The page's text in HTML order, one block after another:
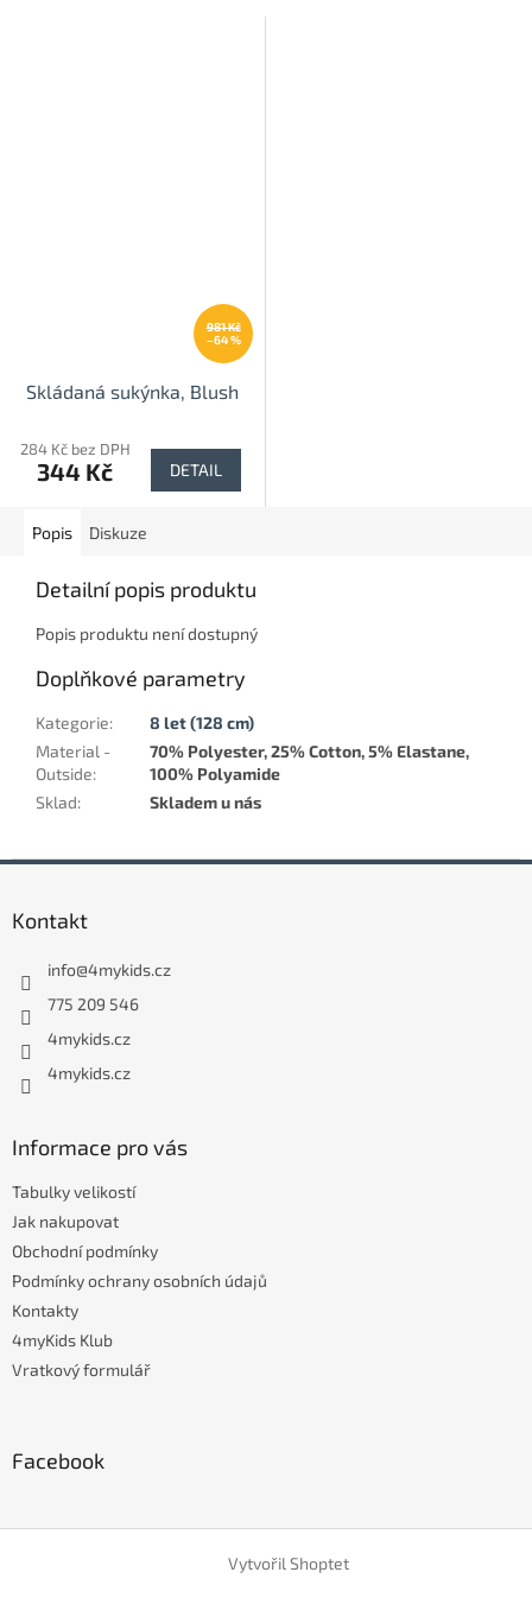
981 Kč
–64 %
Skládaná sukýnka, Blush
284 Kč bez DPH
344 Kč DETAIL
Popis Diskuze
Detailní popis produktu
Popis produktu není dostupný
Doplňkové parametry
Kategorie:
8 let (128 cm)
Material -
Outside:
70% Polyester, 25% Cotton, 5% Elastane,
100% Polyamide
Sklad: Skladem u nás
Kontakt
info@4mykids.cz
775 209 546
4mykids.cz
4mykids.cz
Informace pro vás
Tabulky velikostí
Jak nakupovat
Obchodní podmínky
Podmínky ochrany osobních údajů
Kontakty
4myKids Klub
Vratkový formulář
Facebook
Vytvořil Shoptet